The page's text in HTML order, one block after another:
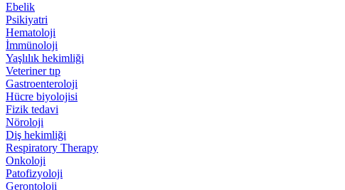
Ebelik
Psikiyatri
Hematoloji
İmmünoloji
Yaşlılık hekimliği
Veteriner tıp
Gastroenteroloji
Hücre biyolojisi
Fizik tedavi
Nöroloji
Diş hekimliği
Respiratory Therapy
Onkoloji
Patofizyoloji
Gerontoloji